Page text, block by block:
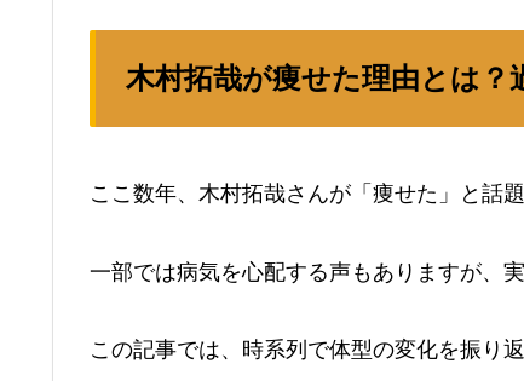
木村拓哉が痩せた理由とは？
ここ数年、木村拓哉さんが「痩せた」と話
一部では病気を心配する声もありますが、
この記事では、時系列で体型の変化を振り